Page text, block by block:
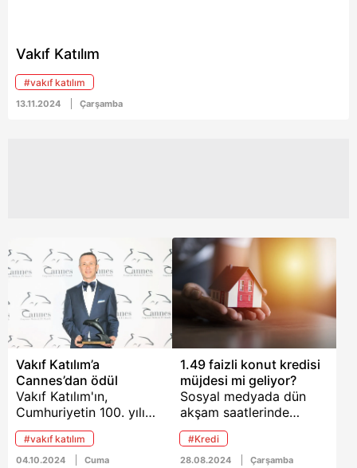
Vakıf Katılım
#vakıf katılım
13.11.2024 Çarşamba
Vakıf Katılım’a
Cannes’dan ödül
Vakıf Katılım'ın,
Cumhuriyetin 100. yılı
için hazırladığı,
"Kalkınma
Seferberliğimiz 100.
#vakıf katılım
04.10.2024 Cuma
1.49 faizli konut kredisi
müjdesi mi geliyor?
Sosyal medyada dün
akşam saatlerinde
yayılan "düşük faizli
konut kredisi
kampanyası başlıyor"
#Kredi
28.08.2024 Çarşamba